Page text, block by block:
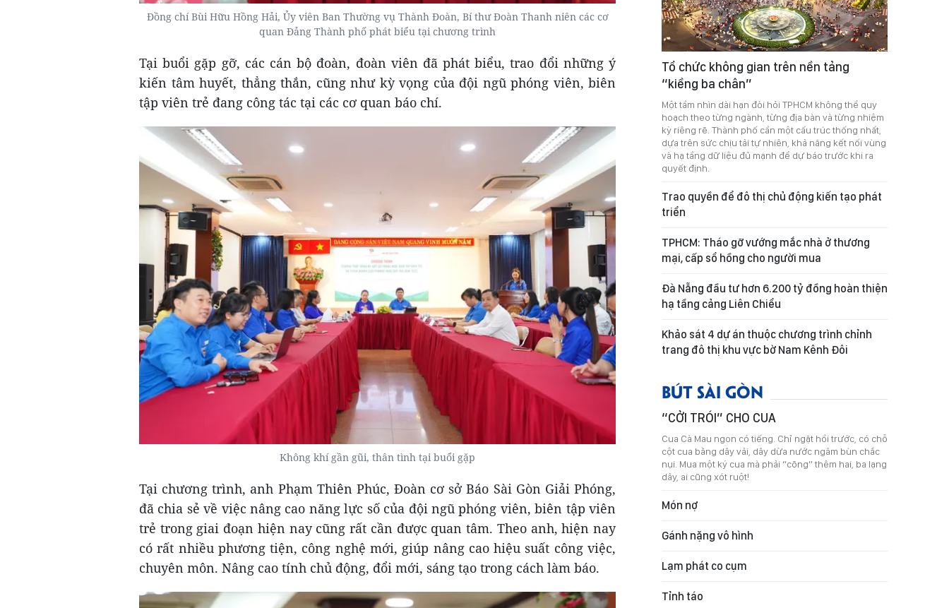
Đồng chí Bùi Hữu Hồng Hải, Ủy viên Ban Thường vụ Thành Đoàn, Bí thư Đoàn Thanh niên các cơ
quan Đảng Thành phố phát biểu tại chương trình
Tại buổi gặp gỡ, các cán bộ đoàn, đoàn viên đã phát biểu, trao đổi những ý
kiến tâm huyết, thẳng thắn, cũng như kỳ vọng của đội ngũ phóng viên, biên
tập viên trẻ đang công tác tại các cơ quan báo chí.
Không khí gần gũi, thân tình tại buổi gặp
Tại chương trình, anh Phạm Thiên Phúc, Đoàn cơ sở Báo Sài Gòn Giải Phóng,
đã chia sẻ về việc nâng cao năng lực số của đội ngũ phóng viên, biên tập viên
trẻ trong giai đoạn hiện nay cũng rất cần được quan tâm. Theo anh, hiện nay
có rất nhiều phương tiện, công nghệ mới, giúp nâng cao hiệu suất công việc,
chuyên môn. Nâng cao tính chủ động, đổi mới, sáng tạo trong cách làm báo.
Tổ chức không gian trên nền tảng
“kiềng ba chân”
Một tầm nhìn dài hạn đòi hỏi TPHCM không thể quy
hoạch theo từng ngành, từng địa bàn và từng nhiệm
kỳ riêng rẽ. Thành phố cần một cấu trúc thống nhất,
dựa trên sức chịu tải tự nhiên, khả năng kết nối vùng
và hạ tầng dữ liệu đủ mạnh để dự báo trước khi ra
quyết định.
Trao quyền để đô thị chủ động kiến tạo phát
triển
TPHCM: Tháo gỡ vướng mắc nhà ở thương
mại, cấp sổ hồng cho người mua
Đà Nẵng đầu tư hơn 6.200 tỷ đồng hoàn thiện
hạ tầng cảng Liên Chiểu
Khảo sát 4 dự án thuộc chương trình chỉnh
trang đô thị khu vực bờ Nam Kênh Đôi
BÚT SÀI GÒN
“CỞI TRÓI” CHO CUA
Cua Cà Mau ngon có tiếng. Chỉ ngặt hồi trước, có chỗ
cột cua bằng dây vải, dây dừa nước ngâm bùn chắc
nụi. Mua một ký cua mà phải “cõng” thêm hai, ba lạng
dây, ai cũng xót ruột!
Món nợ
Gánh nặng vô hình
Lạm phát co cụm
Tỉnh táo